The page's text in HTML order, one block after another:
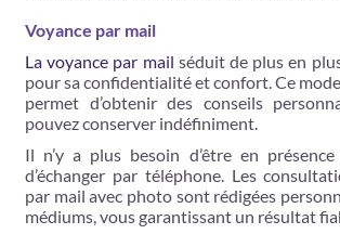
Voyance par mail
La voyance par mail séduit de plus en
pour sa confidentialité et confort. Ce
permet d’obtenir des conseils
pouvez conserver indéfiniment.
Il n’y a plus besoin d’être en
d’échanger par téléphone. Les
par mail avec photo sont rédigées
médiums, vous garantissant un résultat